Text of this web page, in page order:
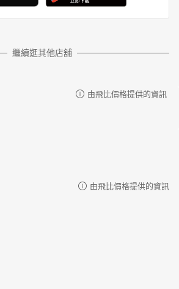
of Chocolate to Pets 美味巧克力竟是牠們的
Approves6 New Contract 美國編劇工
Day of the Year 生日年年有 你都怎麼
the East and West 東西方龍大比拼
繼續逛其他店舖
由飛比價格提供的資訊
由飛比價格提供的資訊